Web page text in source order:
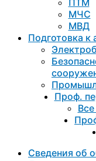
ПТМ
МЧС
МВД
Подготовка к
Проф.
Сведения об